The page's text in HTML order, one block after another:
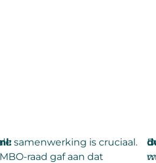
samenwerking is cruciaal.
raad gaf aan dat